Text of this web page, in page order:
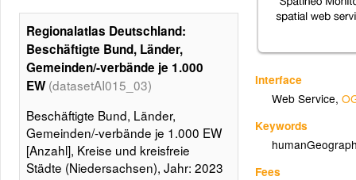
Interface
Web Service,
Keywords
Fees
Regionalatlas Deutschland:
Beschäftigte Bund, Länder,
Gemeinden/-verbände je 1.000
EW (datasetAI015_03)
Beschäftigte Bund, Länder,
Gemeinden/-verbände je 1.000 EW
[Anzahl], Kreise und kreisfreie
Städte (Niedersachsen), Jahr: 2023